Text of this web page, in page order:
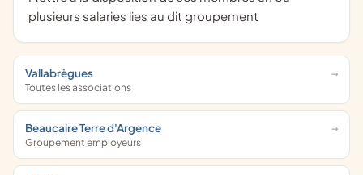
plusieurs salaries lies au dit groupement
Vallabrègues
Toutes les associations
Beaucaire Terre d'Argence
Groupement employeurs